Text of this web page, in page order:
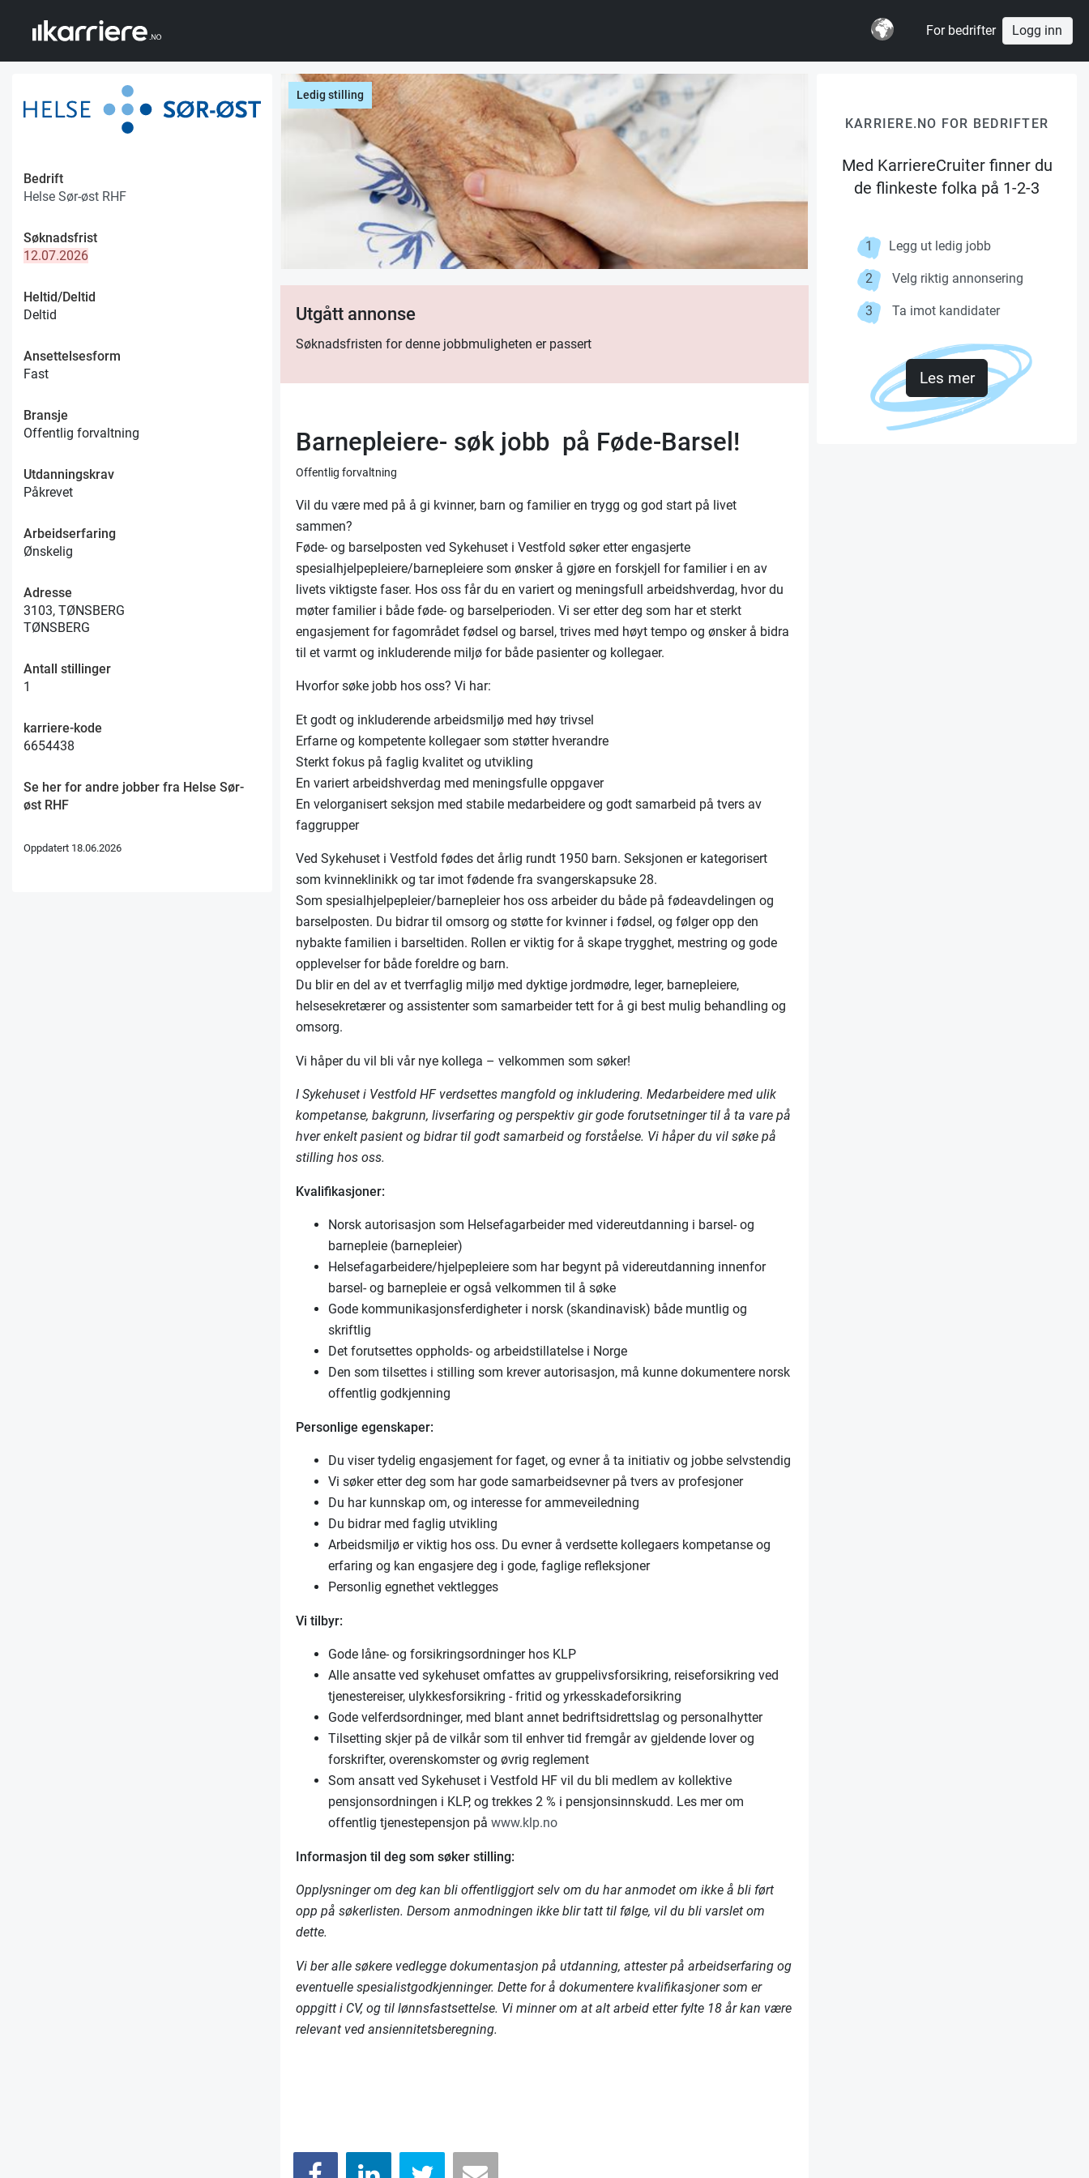
For bedrifter Logg inn
Bedrift
Helse Sør-øst RHF
Søknadsfrist
12.07.2026
Heltid/Deltid
Deltid
Ansettelsesform
Fast
Bransje
Offentlig forvaltning
Utdanningskrav
Påkrevet
Arbeidserfaring
Ønskelig
Adresse
3103, TØNSBERG
TØNSBERG
Antall stillinger
1
karriere-kode
6654438
Se her for andre jobber fra Helse Sør-
øst RHF
Oppdatert 18.06.2026
Ledig stilling
Utgått annonse
Søknadsfristen for denne jobbmuligheten er passert
Barnepleiere- søk jobb på Føde-Barsel!
Offentlig forvaltning
Vil du være med på å gi kvinner, barn og familier en trygg og god start på livet
sammen?
Føde- og barselposten ved Sykehuset i Vestfold søker etter engasjerte
spesialhjelpepleiere/barnepleiere som ønsker å gjøre en forskjell for familier i en av
livets viktigste faser. Hos oss får du en variert og meningsfull arbeidshverdag, hvor du
møter familier i både føde- og barselperioden. Vi ser etter deg som har et sterkt
engasjement for fagområdet fødsel og barsel, trives med høyt tempo og ønsker å bidra
til et varmt og inkluderende miljø for både pasienter og kollegaer.
Hvorfor søke jobb hos oss? Vi har:
Et godt og inkluderende arbeidsmiljø med høy trivsel
Erfarne og kompetente kollegaer som støtter hverandre
Sterkt fokus på faglig kvalitet og utvikling
En variert arbeidshverdag med meningsfulle oppgaver
En velorganisert seksjon med stabile medarbeidere og godt samarbeid på tvers av
faggrupper
Ved Sykehuset i Vestfold fødes det årlig rundt 1950 barn. Seksjonen er kategorisert
som kvinneklinikk og tar imot fødende fra svangerskapsuke 28.
Som spesialhjelpepleier/barnepleier hos oss arbeider du både på fødeavdelingen og
barselposten. Du bidrar til omsorg og støtte for kvinner i fødsel, og følger opp den
nybakte familien i barseltiden. Rollen er viktig for å skape trygghet, mestring og gode
opplevelser for både foreldre og barn.
Du blir en del av et tverrfaglig miljø med dyktige jordmødre, leger, barnepleiere,
helsesekretærer og assistenter som samarbeider tett for å gi best mulig behandling og
omsorg.
Vi håper du vil bli vår nye kollega – velkommen som søker!
I Sykehuset i Vestfold HF verdsettes mangfold og inkludering. Medarbeidere med ulik
kompetanse, bakgrunn, livserfaring og perspektiv gir gode forutsetninger til å ta vare på
hver enkelt pasient og bidrar til godt samarbeid og forståelse. Vi håper du vil søke på
stilling hos oss.
Kvalifikasjoner:
Norsk autorisasjon som Helsefagarbeider med videreutdanning i barsel- og
barnepleie (barnepleier)
Helsefagarbeidere/hjelpepleiere som har begynt på videreutdanning innenfor
barsel- og barnepleie er også velkommen til å søke
Gode kommunikasjonsferdigheter i norsk (skandinavisk) både muntlig og
skriftlig
Det forutsettes oppholds- og arbeidstillatelse i Norge
Den som tilsettes i stilling som krever autorisasjon, må kunne dokumentere norsk
offentlig godkjenning
Personlige egenskaper:
Du viser tydelig engasjement for faget, og evner å ta initiativ og jobbe selvstendig
Vi søker etter deg som har gode samarbeidsevner på tvers av profesjoner
Du har kunnskap om, og interesse for ammeveiledning
Du bidrar med faglig utvikling
Arbeidsmiljø er viktig hos oss. Du evner å verdsette kollegaers kompetanse og
erfaring og kan engasjere deg i gode, faglige refleksjoner
Personlig egnethet vektlegges
Vi tilbyr:
Gode låne- og forsikringsordninger hos KLP
Alle ansatte ved sykehuset omfattes av gruppelivsforsikring, reiseforsikring ved
tjenestereiser, ulykkesforsikring - fritid og yrkesskadeforsikring
Gode velferdsordninger, med blant annet bedriftsidrettslag og personalhytter
Tilsetting skjer på de vilkår som til enhver tid fremgår av gjeldende lover og
forskrifter, overenskomster og øvrig reglement
Som ansatt ved Sykehuset i Vestfold HF vil du bli medlem av kollektive
pensjonsordningen i KLP, og trekkes 2 % i pensjonsinnskudd. Les mer om
offentlig tjenestepensjon påwww.klp.no
Informasjon til deg som søker stilling:
Opplysninger om deg kan bli offentliggjort selv om du har anmodet om ikke å bli ført
opp på søkerlisten. Dersom anmodningen ikke blir tatt til følge, vil du bli varslet om
dette.
Vi ber alle søkere vedlegge dokumentasjon på utdanning, attester på arbeidserfaring og
eventuelle spesialistgodkjenninger. Dette for å dokumentere kvalifikasjoner som er
oppgitt i CV, og til lønnsfastsettelse. Vi minner om at alt arbeid etter fylte 18 år kan være
relevant ved ansiennitetsberegning.
KARRIERE.NO FOR BEDRIFTER
Med KarriereCruiter finner du
de flinkeste folka på 1-2-3
1 Legg ut ledig jobb
2 Velg riktig annonsering
3 Ta imot kandidater
Les mer